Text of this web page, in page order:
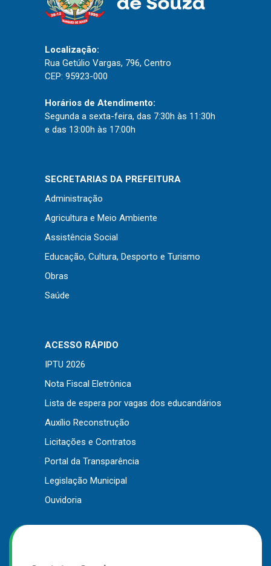
Seletivo Simplificado
Concursos
Instruções Normativas
Licitações
Chamamentos Públicos
Leis, Decretos e Portarias
Transparência
Localização:
Rua Getúlio Vargas, 796, Centro
CEP: 95923-000
Horários de Atendimento:
Segunda a sexta-feira, das 7:30h às 11:30h
e das 13:00h às 17:00h
SECRETARIAS DA PREFEITURA
Administração
Agricultura e Meio Ambiente
Assistência Social
Educação, Cultura, Desporto e Turismo
Obras
Saúde
ACESSO RÁPIDO
IPTU 2026
Nota Fiscal Eletrônica
Lista de espera por vagas dos educandários
Auxílio Reconstrução
Licitações e Contratos
Portal da Transparência
Legislação Municipal
Ouvidoria